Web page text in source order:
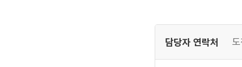
담당자 연락처